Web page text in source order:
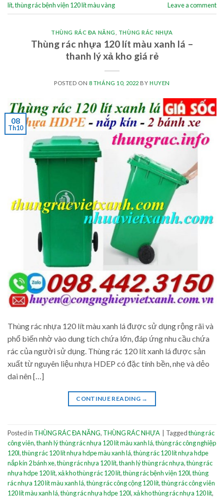
lít,thùng rác bệnh viện 120 lít màu vàng Leave a comment
THÙNG RÁC ĐA NĂNG THÙNG RÁC NHỰA
Thùng rác nhựa 120 lít màu xanh lá –
thanh lý xả kho giá rẻ
POSTED ON 8 THÁNG 10, 2022 BY HUYEN
08
Th10
Thùng rác nhựa 120 lít màu xanh lá được sử dụng rộng rãi và
phổ biến nhờ vào dung tích chứa lớn, đáp ứng nhu cầu chứa
rác của người sử dụng. Thùng rác 120 lít xanh lá được sản
xuất từ nguyên liệu nhựa HDEP có đặc tính bền, nhẹ và dẻo
dai nên […]
CONTINUE READING →
Posted in THÙNG RÁC ĐA NĂNG, THÙNG RÁC NHỰA Taggedthùng rác
công viên,thanh lý thùng rác nhựa 120 lít màu xanh lá,thùng rác công nghiệp
120l,thùng rác 120 lít nhựa hdpe màu xanh lá,thùng rác 120 lít nhựa hdpe
nắp kín 2 bánh xe,thùng rác nhựa 120 lít,thanh lý thùng rác nhựa,thùng rác
nhựa hdpe 120 lít,xả kho thùng rác 120 lít,thùng rác bệnh viện 120l,thùng
rác nhựa 120 lít màu xanh lá,thùng rác công cộng 120 lít,thùng rác công viên
120 lít màu xanh lá,thùng rác nhựa hdpe 120l,xả kho thùng rác nhựa 120 lít,